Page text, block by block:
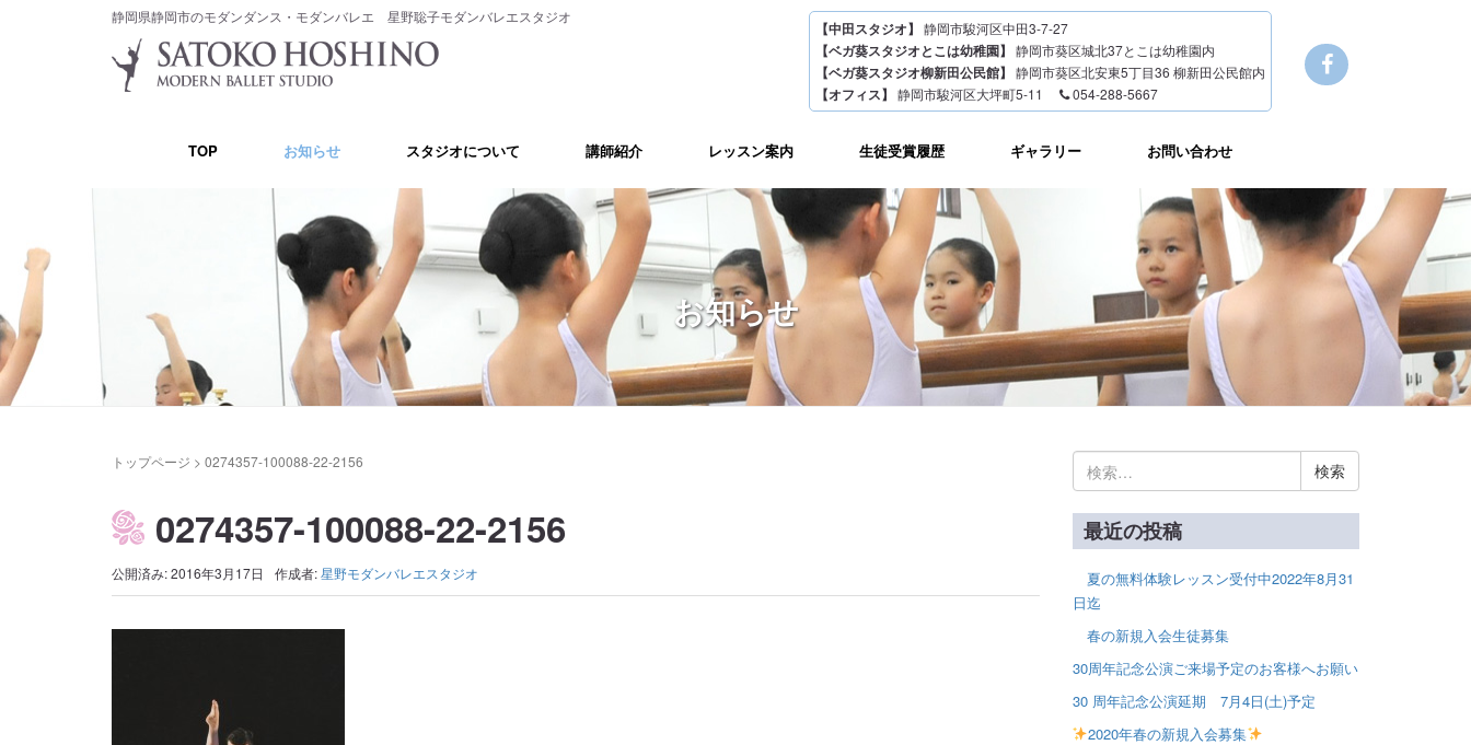
静岡県静岡市のモダンダンス・モダンバレエ 星野聡子モダンバレエスタジオ
【中田スタジオ】 静岡市駿河区中田3-7-27
【ベガ葵スタジオとこは幼稚園】 静岡市葵区城北37とこは幼稚園内
【ベガ葵スタジオ柳新田公民館】 静岡市葵区北安東5丁目36 柳新田公民館内
【オフィス】 静岡市駿河区大坪町5-11 054-288-5667
TOP お知らせ スタジオについて 講師紹介 レッスン案内 生徒受賞履歴 ギャラリー お問い合わせ
お知らせ
トップページ > 0274357-100088-22-2156
0274357-100088-22-2156
公開済み: 2016年3月17日 作成者:星野モダンバレエスタジオ
検
索:
最近の投稿
夏の無料体験レッスン受付中2022年8月31
日迄
春の新規入会生徒募集
30周年記念公演ご来場予定のお客様へお願い
30 周年記念公演延期 7月4日(土)予定
2020年春の新規入会募集